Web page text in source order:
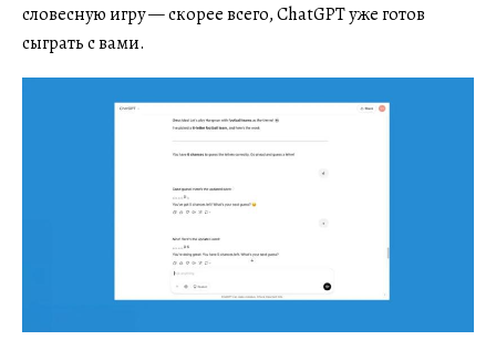
словесную игру — скорее всего, ChatGPT уже готов
сыграть с вами.